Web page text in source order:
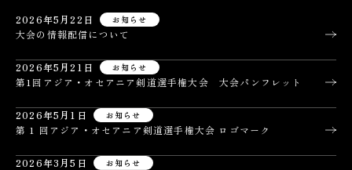
2026年5月22日 お知らせ
大会の情報配信について
2026年5月21日 お知らせ
第1回アジア・オセアニア剣道選手権大会　大会パンフレット
2026年5月1日 お知らせ
第 1 回アジア・オセアニア剣道選手権大会 ロゴマーク
2026年3月5日 お知らせ